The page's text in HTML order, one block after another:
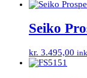
Seiko
kr. 3.495,00